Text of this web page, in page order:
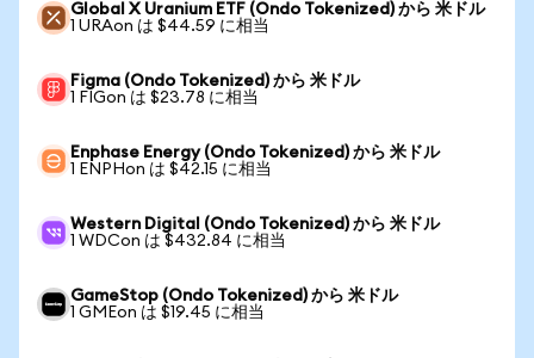
Global X Uranium ETF (Ondo Tokenized) から 米ドル
1 URAon は $44.59 に相当
Figma (Ondo Tokenized) から 米ドル
1 FIGon は $23.78 に相当
Enphase Energy (Ondo Tokenized) から 米ドル
1 ENPHon は $42.15 に相当
Western Digital (Ondo Tokenized) から 米ドル
1 WDCon は $432.84 に相当
GameStop (Ondo Tokenized) から 米ドル
1 GMEon は $19.45 に相当